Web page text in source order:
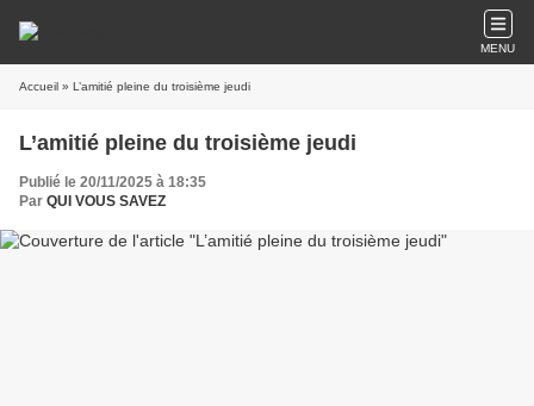
MENU
Accueil » L’amitié pleine du troisième jeudi
L’amitié pleine du troisième jeudi
Publié le 20/11/2025 à 18:35
Par QUI VOUS SAVEZ